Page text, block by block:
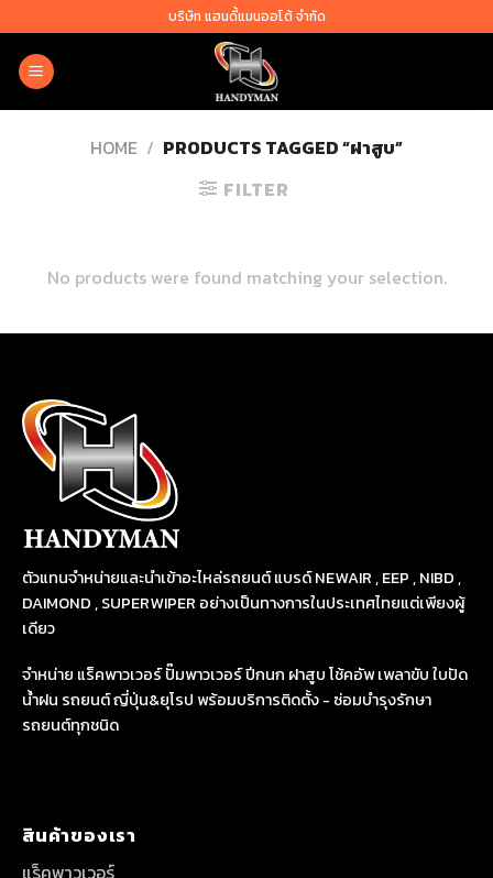
to
content
บริษัท แฮนดี้แมนออโต้ จำกัด
HOME / PRODUCTS TAGGED “ฝาสูบ”
FILTER
No products were found matching your selection.
ตัวแทนจำหน่ายและนำเข้าอะไหล่รถยนต์ แบรด์ NEWAIR , EEP , NIBD ,
DAIMOND , SUPERWIPER อย่างเป็นทางการในประเทศไทยแต่เพียงผู้
เดียว
จำหน่าย แร็คพาวเวอร์ ปั๊มพาวเวอร์ ปีกนก ฝาสูบ โช้คอัพ เพลาขับ ใบปัด
น้ำฝน รถยนต์ ญี่ปุ่น&ยุโรป พร้อมบริการติดตั้ง - ซ่อมบำรุงรักษา
รถยนต์ทุกชนิด
สินค้าของเรา